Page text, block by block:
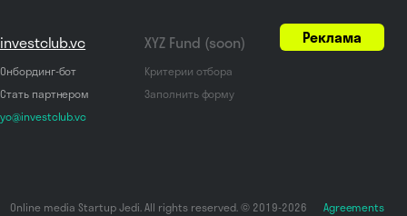
investclub.vc
Онбординг-бот
Стать партнером
yo@investclub.vc
XYZ Fund (soon)
Критерии отбора
Заполнить форму
Реклама
Online media Startup Jedi. All rights reserved. © 2019-2026 Agreements